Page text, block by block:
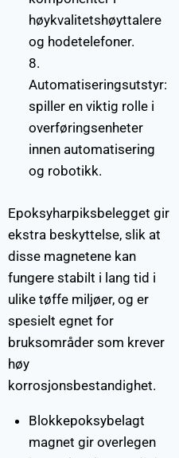
høykvalitetshøyttalere
og hodetelefoner.
8.
Automatiseringsutstyr:
spiller en viktig rolle i
overføringsenheter
innen automatisering
og robotikk.
Epoksyharpiksbelegget gir
ekstra beskyttelse, slik at
disse magnetene kan
fungere stabilt i lang tid i
ulike tøffe miljøer, og er
spesielt egnet for
bruksområder som krever
høy
korrosjonsbestandighet.
Blokkepoksybelagt
magnet gir overlegen